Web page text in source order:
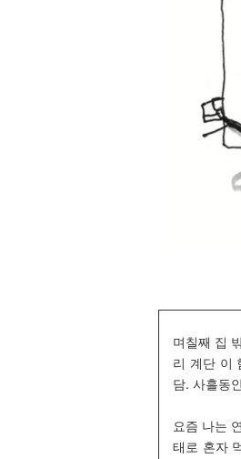
며칠째 집
리 계단 이
담. 사흘동
요즘 나는
태로 혼자